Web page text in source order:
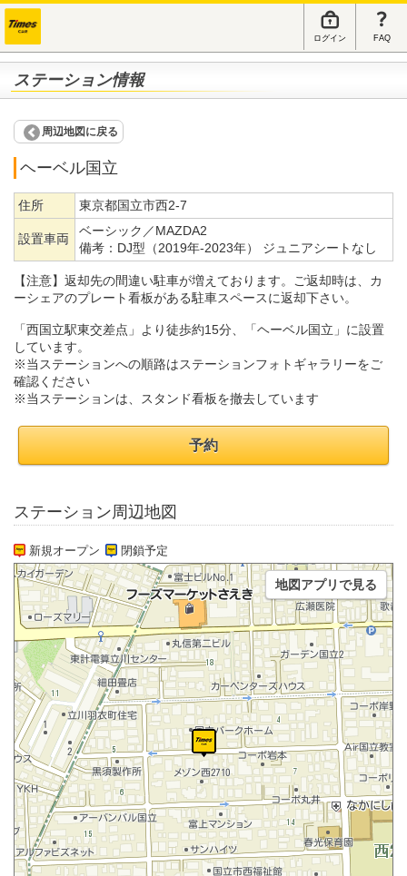
ログイン FAQ
ステーション情報
周辺地図に戻る
ヘーベル国立
住所 東京都国立市西2-7
設置車両
ベーシック／MAZDA2
備考： DJ型（2019年-2023年） ジュニアシートなし
【注意】返却先の間違い駐車が増えております。ご返却時は、カ
ーシェアのプレート看板がある駐車スペースに返却下さい。
「西国立駅東交差点」より徒歩約15分、「ヘーベル国立」に設置
しています。
※当ステーションへの順路はステーションフォトギャラリーをご
確認ください
※当ステーションは、スタンド看板を撤去しています
予約
ステーション周辺地図
新規オープン 閉鎖予定
地図アプリで見る